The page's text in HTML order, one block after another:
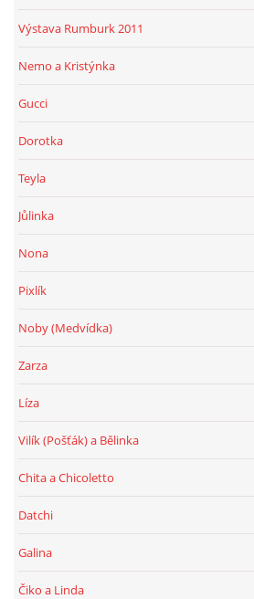
Výstava Rumburk 2011
Nemo a Kristýnka
Gucci
Dorotka
Teyla
Jůlinka
Nona
Pixlík
Noby (Medvídka)
Zarza
Líza
Vilík (Pošťák) a Bělinka
Chita a Chicoletto
Datchi
Galina
Čiko a Linda